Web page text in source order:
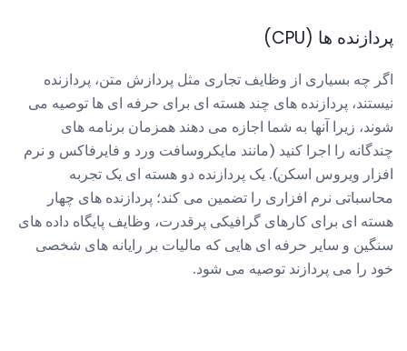
پردازنده ها (CPU)
اگر چه بسیاری از وظایف تجاری مثل پردازش متن، پردازنده
نیستند، پردازنده های چند هسته ای برای حرفه ای ها توصیه می
شوند، زیرا آنها به شما اجازه می دهند همزمان برنامه های
چندگانه را اجرا کنید (مانند مایکروسافت ورد و فایرفاکس و نرم
افزار ویروس اسکن). یک پردازنده دو هسته ای یک تجربه
محاسباتی نرم افزاری را تضمین می کند؛ پردازنده های چهار
هسته ای برای کارهای گرافیکی پرقدرت، وظایف پایگاه داده های
سنگین و سایر حرفه ای هایی که مالیات بر رایانه های شخصی
خود را می پردازند توصیه می شود.